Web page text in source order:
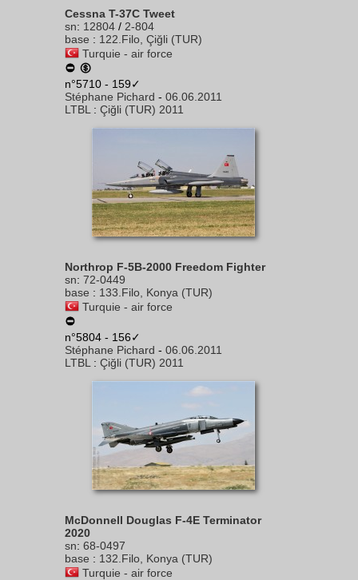
Cessna T-37C Tweet
sn: 12804 / 2-804
base : 122.Filo, Çiğli (TUR)
Turquie - air force
n°5710 - 159✓
Stéphane Pichard - 06.06.2011
LTBL : Çiğli (TUR) 2011
Northrop F-5B-2000 Freedom Fighter
sn: 72-0449
base : 133.Filo, Konya (TUR)
Turquie - air force
n°5804 - 156✓
Stéphane Pichard - 06.06.2011
LTBL : Çiğli (TUR) 2011
McDonnell Douglas F-4E Terminator
2020
sn: 68-0497
base : 132.Filo, Konya (TUR)
Turquie - air force